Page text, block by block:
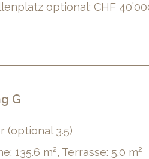
optional: CHF
G
(optional 3.5)
135.6 m², Terrasse: 5.0 m²